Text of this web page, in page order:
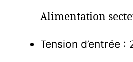
Alimentation
Tension d’entrée :